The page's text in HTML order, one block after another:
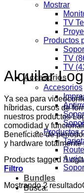
Mostrar
TV
Productos
TV
TV
Accesorios
Accesorios
Productos
Bundles
Busca:
Alquilar
Ya sea para
híbridas, cursos de
nuestros productos
comodidad y
Benefíciate de
y hardware
Products tagged
Filtro
Mostrando 2 resultado